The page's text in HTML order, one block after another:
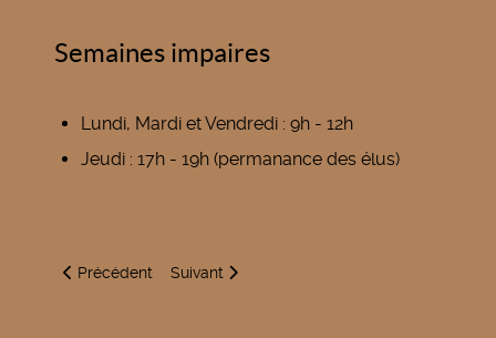
Semaines impaires
Lundi, Mardi et Vendredi : 9h - 12h
Jeudi : 17h - 19h (permanance des élus)
Article précédent : Nettoyage du château d'eau
Précédent Article suivant : Actes de cruauté envers les
Suivant